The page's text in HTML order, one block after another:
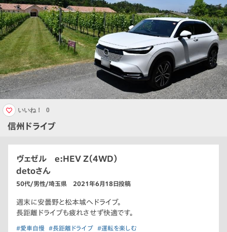
信州ドライブ
いいね！ 0
ヴェゼル e:HEV Z（4WD）
detoさん
50代/男性/埼玉県 2021年6月18日投稿
週末に安曇野と松本城へドライブ。
長距離ドライブも疲れさせず快適です。
#愛車自慢 #長距離ドライブ #運転を楽しむ